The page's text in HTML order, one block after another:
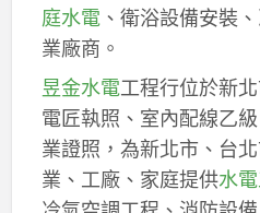
庭水電、衛浴設備安裝
業廠商。
昱金水電工程行位於新
電匠執照、室內配線乙
業證照，為新北市、台
業、工廠、家庭提供水